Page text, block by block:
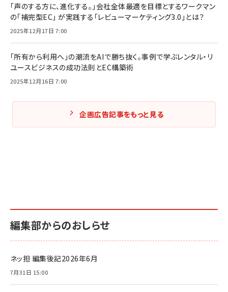
「声のする方に、進化する。」会社全体最適を目標とするワークマン
の「補完型EC」 が実践する「レビューマーケティング3.0」とは？
2025年12月17日 7:00
「所有から利用へ」の潮流をAIで勝ち抜く。事例で学ぶレンタル・リ
ユースビジネスの成功法則とEC構築術
2025年12月16日 7:00
企画広告記事をもっと見る
編集部からのおしらせ
ネッ担 編集後記2026年6月
7月31日 15:00